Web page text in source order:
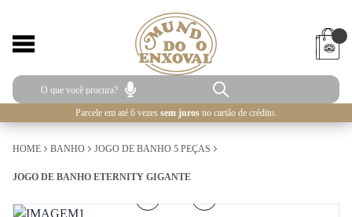
Parcele em até 6 vezes sem juros no cartão de crédito.
HOME BANHO JOGO DE BANHO 5 PEÇAS
JOGO DE BANHO ETERNITY GIGANTE